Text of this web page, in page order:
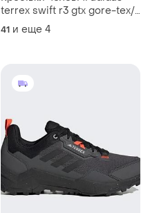
terrex swift r3 gtx gore-tex/
кроссовки мужские адидас
тэррекс
41 и еще 4